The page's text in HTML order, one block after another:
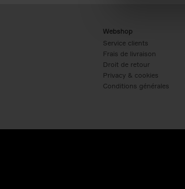
Webshop
Service clients
Frais de livraison
Droit de retour
Privacy & cookies
Conditions générales